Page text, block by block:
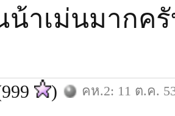
าเม่นมากค
) คห.2: 11 ต.ค.